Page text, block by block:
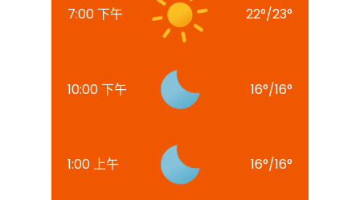
7:00 下午 22°/23°
10:00 下午 16°/16°
1:00 上午 16°/16°